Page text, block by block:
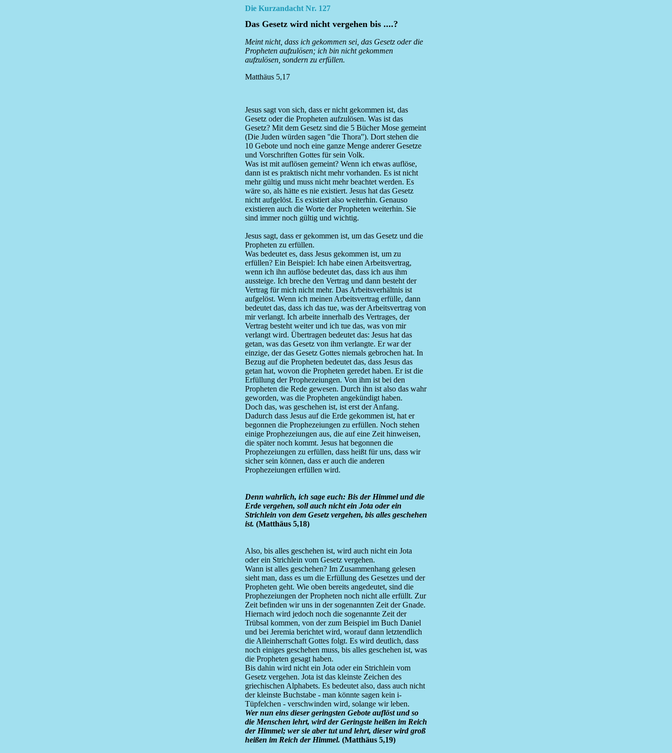
Die Kurzandacht Nr. 127
Das Gesetz wird nicht vergehen bis ....?
Meint nicht, dass ich gekommen sei, das Gesetz oder die
Propheten aufzulösen; ich bin nicht gekommen
aufzulösen, sondern zu erfüllen.
Matthäus 5,17
Jesus sagt von sich, dass er nicht gekommen ist, das
Gesetz oder die Propheten aufzulösen. Was ist das
Gesetz? Mit dem Gesetz sind die 5 Bücher Mose gemeint
(Die Juden würden sagen ''die Thora''). Dort stehen die
10 Gebote und noch eine ganze Menge anderer Gesetze
und Vorschriften Gottes für sein Volk.
Was ist mit auflösen gemeint? Wenn ich etwas auflöse,
dann ist es praktisch nicht mehr vorhanden. Es ist nicht
mehr gültig und muss nicht mehr beachtet werden. Es
wäre so, als hätte es nie existiert. Jesus hat das Gesetz
nicht aufgelöst. Es existiert also weiterhin. Genauso
existieren auch die Worte der Propheten weiterhin. Sie
sind immer noch gültig und wichtig.
Jesus sagt, dass er gekommen ist, um das Gesetz und die
Propheten zu erfüllen.
Was bedeutet es, dass Jesus gekommen ist, um zu
erfüllen? Ein Beispiel: Ich habe einen Arbeitsvertrag,
wenn ich ihn auflöse bedeutet das, dass ich aus ihm
aussteige. Ich breche den Vertrag und dann besteht der
Vertrag für mich nicht mehr. Das Arbeitsverhältnis ist
aufgelöst. Wenn ich meinen Arbeitsvertrag erfülle, dann
bedeutet das, dass ich das tue, was der Arbeitsvertrag von
mir verlangt. Ich arbeite innerhalb des Vertrages, der
Vertrag besteht weiter und ich tue das, was von mir
verlangt wird. Übertragen bedeutet das: Jesus hat das
getan, was das Gesetz von ihm verlangte. Er war der
einzige, der das Gesetz Gottes niemals gebrochen hat. In
Bezug auf die Propheten bedeutet das, dass Jesus das
getan hat, wovon die Propheten geredet haben. Er ist die
Erfüllung der Prophezeiungen. Von ihm ist bei den
Propheten die Rede gewesen. Durch ihn ist also das wahr
geworden, was die Propheten angekündigt haben.
Doch das, was geschehen ist, ist erst der Anfang.
Dadurch dass Jesus auf die Erde gekommen ist, hat er
begonnen die Prophezeiungen zu erfüllen. Noch stehen
einige Prophezeiungen aus, die auf eine Zeit hinweisen,
die später noch kommt. Jesus hat begonnen die
Prophezeiungen zu erfüllen, dass heißt für uns, dass wir
sicher sein können, dass er auch die anderen
Prophezeiungen erfüllen wird.
Denn wahrlich, ich sage euch: Bis der Himmel und die
Erde vergehen, soll auch nicht ein Jota oder ein
Strichlein von dem Gesetz vergehen, bis alles geschehen
ist. (Matthäus 5,18)
Also, bis alles geschehen ist, wird auch nicht ein Jota
oder ein Strichlein vom Gesetz vergehen.
Wann ist alles geschehen? Im Zusammenhang gelesen
sieht man, dass es um die Erfüllung des Gesetzes und der
Propheten geht. Wie oben bereits angedeutet, sind die
Prophezeiungen der Propheten noch nicht alle erfüllt. Zur
Zeit befinden wir uns in der sogenannten Zeit der Gnade.
Hiernach wird jedoch noch die sogenannte Zeit der
Trübsal kommen, von der zum Beispiel im Buch Daniel
und bei Jeremia berichtet wird, worauf dann letztendlich
die Alleinherrschaft Gottes folgt. Es wird deutlich, dass
noch einiges geschehen muss, bis alles geschehen ist, was
die Propheten gesagt haben.
Bis dahin wird nicht ein Jota oder ein Strichlein vom
Gesetz vergehen. Jota ist das kleinste Zeichen des
griechischen Alphabets. Es bedeutet also, dass auch nicht
der kleinste Buchstabe - man könnte sagen kein i-
Tüpfelchen - verschwinden wird, solange wir leben.
Wer nun eins dieser geringsten Gebote auflöst und so
die Menschen lehrt, wird der Geringste heißen im Reich
der Himmel; wer sie aber tut und lehrt, dieser wird groß
heißen im Reich der Himmel. (Matthäus 5,19)